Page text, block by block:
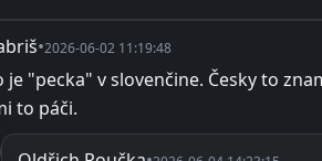
•2026-06-02 11:19:48
je "pecka" v slovenčine. Česky to
to páči.